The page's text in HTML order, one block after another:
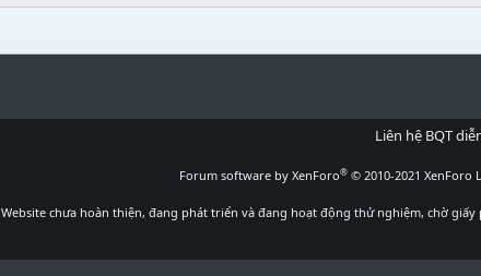
Liên hệ BQT
Forum software by XenForo® © 2010-2021 XenForo
Website chưa hoàn thiện, đang phát triển và đang hoạt động thử nghiệm, chờ giấy